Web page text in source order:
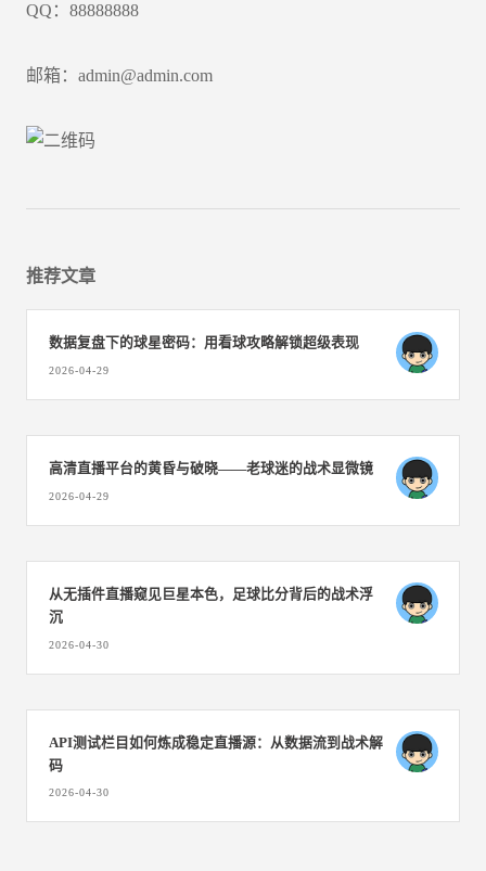
QQ：88888888
邮箱：admin@admin.com
推荐文章
数据复盘下的球星密码：用看球攻略解锁超级表现
2026-04-29
高清直播平台的黄昏与破晓——老球迷的战术显微镜
2026-04-29
从无插件直播窥见巨星本色，足球比分背后的战术浮
沉
2026-04-30
API测试栏目如何炼成稳定直播源：从数据流到战术解
码
2026-04-30